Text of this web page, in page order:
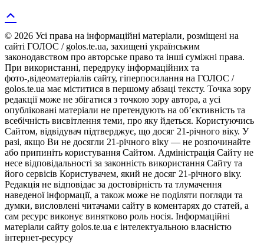
© 2026 Усі права на інформаційні матеріали, розміщені на
сайті ГОЛОС / golos.te.ua, захищені українським
законодавством про авторське право та інші суміжні права.
При використанні, передруку інформаційних та
фото-,відеоматеріалів сайту, гіперпосилання на ГОЛОС /
golos.te.ua має міститися в першому абзаці тексту. Точка зору
редакції може не збігатися з точкою зору автора, а усі
опубліковані матеріали не претендують на об’єктивність та
всебічність висвітлення теми, про яку йдеться. Користуючись
Сайтом, відвідувач підтверджує, що досяг 21-річного віку. У
разі, якщо Ви не досягли 21-річного віку — не розпочинайте
або припиніть користування Сайтом. Адміністрація Сайту не
несе відповідальності за законність використання Сайту та
його сервісів Користувачем, який не досяг 21-річного віку.
Редакція не відповідає за достовірність та тлумачення
наведеної інформації, а також може не поділяти погляди та
думки, висловлені читачами сайту в коментарях до статей, а
сам ресурс виконує винятково роль носія. Інформаційні
матеріали сайту golos.te.ua є інтелектуальною власністю
інтернет-ресурсу